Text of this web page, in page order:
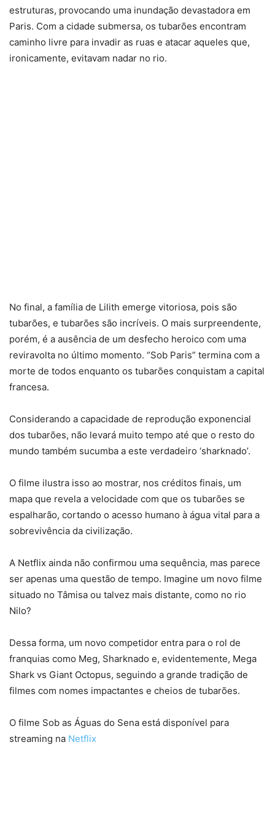
estruturas, provocando uma inundação devastadora em
Paris. Com a cidade submersa, os tubarões encontram
caminho livre para invadir as ruas e atacar aqueles que,
ironicamente, evitavam nadar no rio.
No final, a família de Lilith emerge vitoriosa, pois são
tubarões, e tubarões são incríveis. O mais surpreendente,
porém, é a ausência de um desfecho heroico com uma
reviravolta no último momento. “Sob Paris” termina com a
morte de todos enquanto os tubarões conquistam a capital
francesa.
Considerando a capacidade de reprodução exponencial
dos tubarões, não levará muito tempo até que o resto do
mundo também sucumba a este verdadeiro ‘sharknado’.
O filme ilustra isso ao mostrar, nos créditos finais, um
mapa que revela a velocidade com que os tubarões se
espalharão, cortando o acesso humano à água vital para a
sobrevivência da civilização.
A Netflix ainda não confirmou uma sequência, mas parece
ser apenas uma questão de tempo. Imagine um novo filme
situado no Tâmisa ou talvez mais distante, como no rio
Nilo?
Dessa forma, um novo competidor entra para o rol de
franquias como Meg, Sharknado e, evidentemente, Mega
Shark vs Giant Octopus, seguindo a grande tradição de
filmes com nomes impactantes e cheios de tubarões.
O filme Sob as Águas do Sena está disponível para
streaming na Netflix